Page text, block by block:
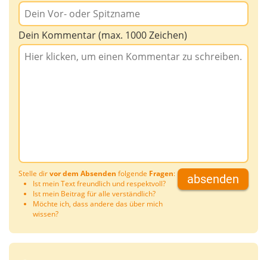
Dein Kommentar (max. 1000 Zeichen)
Stelle dirvor dem Absenden folgende Fragen:
Ist mein Text freundlich und respektvoll?
Ist mein Beitrag für alle verständlich?
Möchte ich, dass andere das über mich
wissen?
absenden